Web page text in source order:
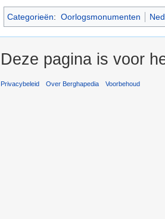
Categorieën: Oorlogsmonumenten
Deze pagina is voor
Privacybeleid Over Berghapedia Voorbehoud